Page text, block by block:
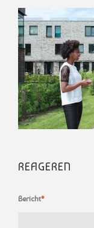
REAGEREN
Bericht*